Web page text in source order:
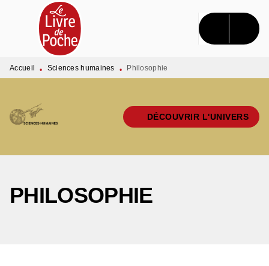
MENU RECHERCHE CONTENU
PIED DE PAGE
Accueil • Sciences humaines • Philosophie
DÉCOUVRIR L'UNIVERS
PHILOSOPHIE